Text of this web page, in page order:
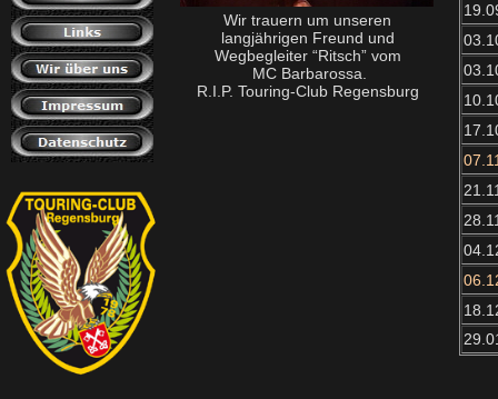
Wir trauern um unseren
langjährigen Freund und
Wegbegleiter “Ritsch” vom
MC Barbarossa.
R.I.P. Touring-Club Regensburg